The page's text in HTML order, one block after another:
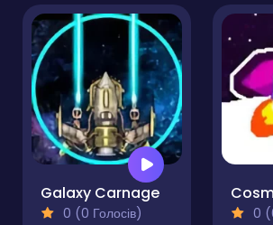
Galaxy Carnage
0 (0 Голосів) 0